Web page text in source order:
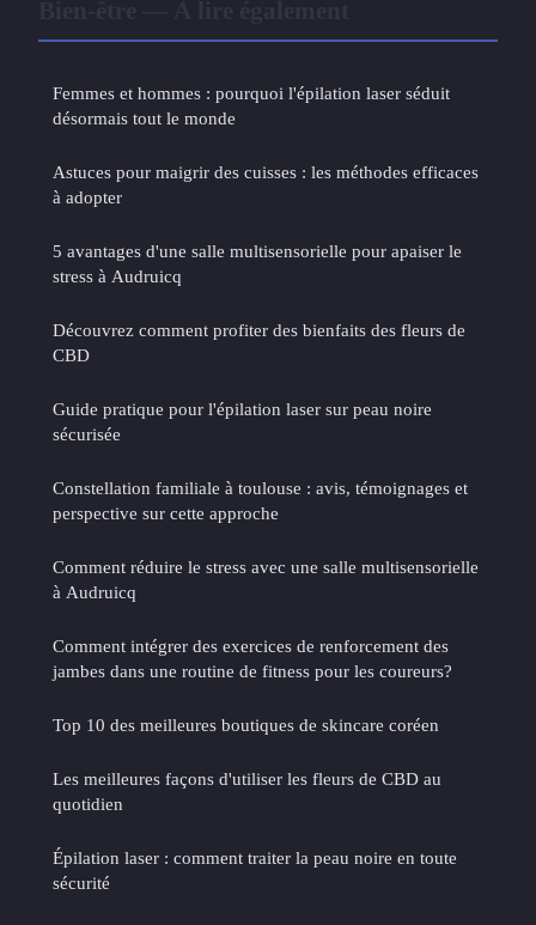
Femmes et hommes : pourquoi l'épilation laser séduit
désormais tout le monde
Astuces pour maigrir des cuisses : les méthodes efficaces
à adopter
5 avantages d'une salle multisensorielle pour apaiser le
stress à Audruicq
Découvrez comment profiter des bienfaits des fleurs de
CBD
Guide pratique pour l'épilation laser sur peau noire
sécurisée
Constellation familiale à toulouse : avis, témoignages et
perspective sur cette approche
Comment réduire le stress avec une salle multisensorielle
à Audruicq
Comment intégrer des exercices de renforcement des
jambes dans une routine de fitness pour les coureurs?
Top 10 des meilleures boutiques de skincare coréen
Les meilleures façons d'utiliser les fleurs de CBD au
quotidien
Épilation laser : comment traiter la peau noire en toute
sécurité